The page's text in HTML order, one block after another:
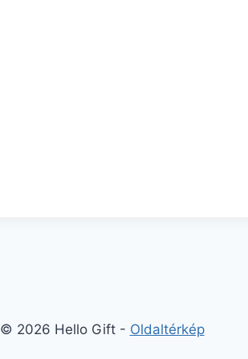
© 2026 Hello Gift - Oldaltérkép